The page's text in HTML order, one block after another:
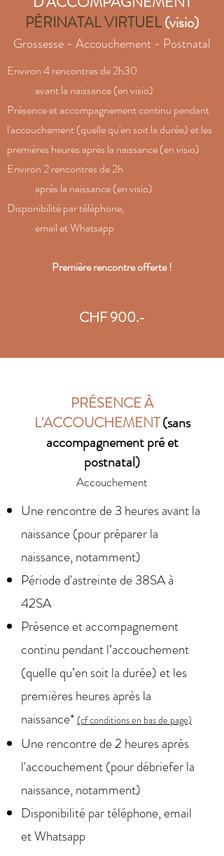
PÉRINATAL VIRTUEL(visio)
Grossesse - Accouchement - Postnatal
Environ 4 rencontres de 2h30
avant la naissance (en visio)
Présence et accompagnement continu pendant
l'accouchement (quelle qu'en soit la durée) et les
premières heures après la naissance (en visio)
Environ 2 rencontres de 2h
après la naissance (en visio)
Disponibilité par téléphone,
email et Whatsapp
Première rencontre offerte !
CHF 900.-
PRÉSENCE À
L'ACCOUCHEMENT(sans
accompagnement pré et
postnatal)
Accouchement
Une rencontre de 3 heures avant la
naissance (pour préparer la
naissance, notamment)
Période d'astreinte de 38SA à
42SA
Présence et accompagnement
continu pendant l’accouchement
(quelle qu’en soit la durée) et les
premières heures après la
naissance* (cf conditions en bas de page)
Une rencontre de 2 heures après
l'accouchement (pour débriefer la
naissance, notamment)
Disponibilité par téléphone,email
et Whatsapp